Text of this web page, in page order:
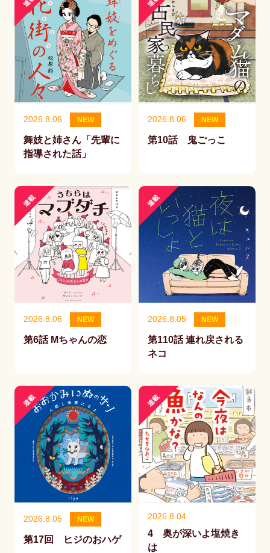
2026.8.06 NEW
舞妓と姉さん「先輩に
指導された話」
2026.8.06 NEW
第10話 鬼ごっこ
連載
2026.8.06 NEW
第6話 Mちゃんの恋
連載
2026.8.05 NEW
第110話 連れ戻される
ネコ
連載
2026.8.05 NEW
第17回 ヒジのおハゲ
連載
2026.8.04
4 奥が深いよ塩焼き
は